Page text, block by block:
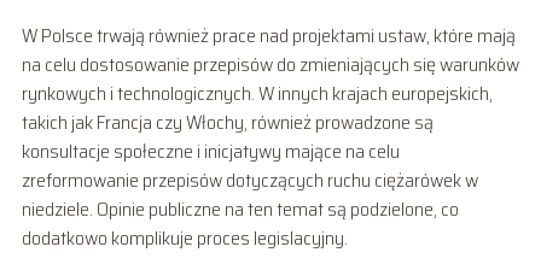
W Polsce trwają również prace nad projektami ustaw, które mają
na celu dostosowanie przepisów do zmieniających się warunków
rynkowych i technologicznych. W innych krajach europejskich,
takich jak Francja czy Włochy, również prowadzone są
konsultacje społeczne i inicjatywy mające na celu
zreformowanie przepisów dotyczących ruchu ciężarówek w
niedziele. Opinie publiczne na ten temat są podzielone, co
dodatkowo komplikuje proces legislacyjny.